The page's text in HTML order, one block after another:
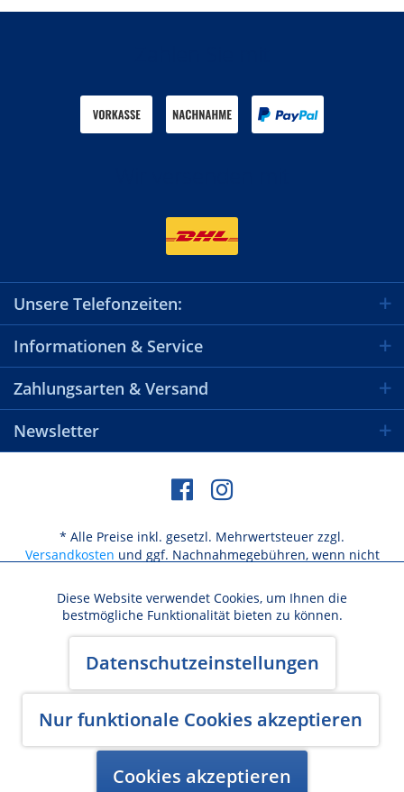
Unsere Telefonzeiten:
Informationen & Service
Zahlungsarten & Versand
Newsletter
* Alle Preise inkl. gesetzl. Mehrwertsteuer zzgl.
Versandkosten und ggf. Nachnahmegebühren, wenn nicht
Versandkosten / Lieferbeschränkungen
Widerrufsbelehrung & Widerrufsformular
AGB
Datenschutz
Made with ♥ by BlurCreative
Funktionale Aktiv
Marketing Aktiv
Tracking Aktiv
Personalisierung Aktiv
Diese Website verwendet Cookies, um Ihnen die
bestmögliche Funktionalität bieten zu können.
Datenschutzeinstellungen
Nur funktionale Cookies akzeptieren
Cookies akzeptieren